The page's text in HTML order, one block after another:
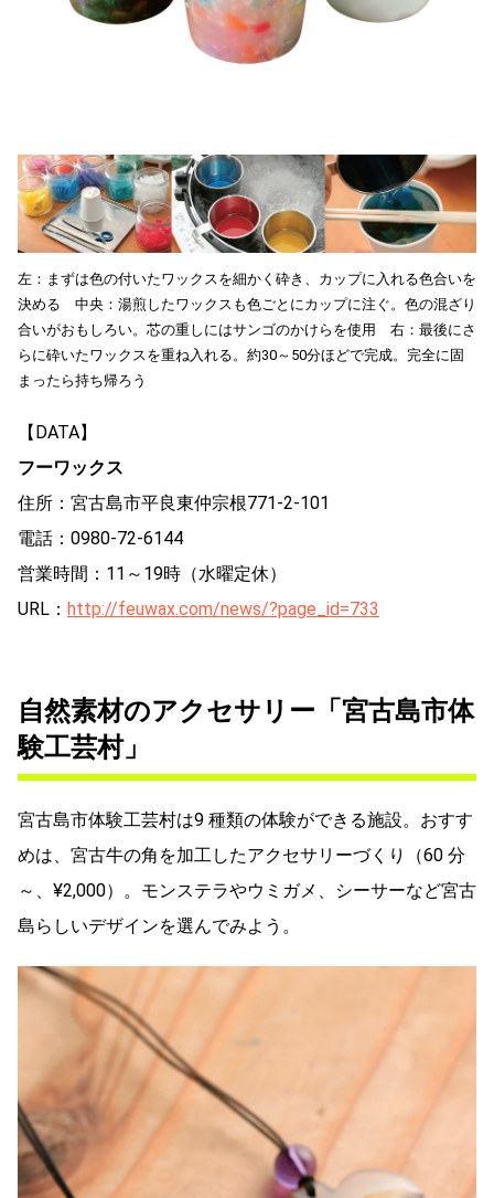
左：まずは色の付いたワックスを細かく砕き、カップに入れる色合いを
決める 中央：湯煎したワックスも色ごとにカップに注ぐ。色の混ざり
合いがおもしろい。芯の重しにはサンゴのかけらを使用 右：最後にさ
らに砕いたワックスを重ね入れる。約30～50分ほどで完成。完全に固
まったら持ち帰ろう
【DATA】
フーワックス
住所：宮古島市平良東仲宗根771-2-101
電話：0980-72-6144
営業時間：11～19時（水曜定休）
URL： http://feuwax.com/news/?page_id=733
自然素材のアクセサリー「宮古島市体
験工芸村」
宮古島市体験工芸村は9 種類の体験ができる施設。おすす
めは、宮古牛の角を加工したアクセサリーづくり（60 分
～、¥2,000）。モンステラやウミガメ、シーサーなど宮古
島らしいデザインを選んでみよう。